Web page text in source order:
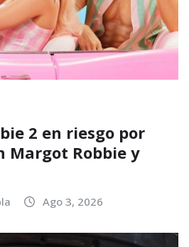
2 en riesgo por
Margot Robbie y
Ago 3, 2026